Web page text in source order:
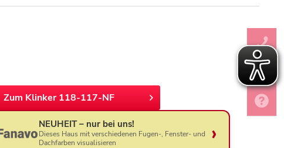
Zum Klinker 118-117-NF
NEUHEIT – nur bei uns!
Dieses Haus mit verschiedenen Fugen-, Fenster- und
Dachfarben visualisieren